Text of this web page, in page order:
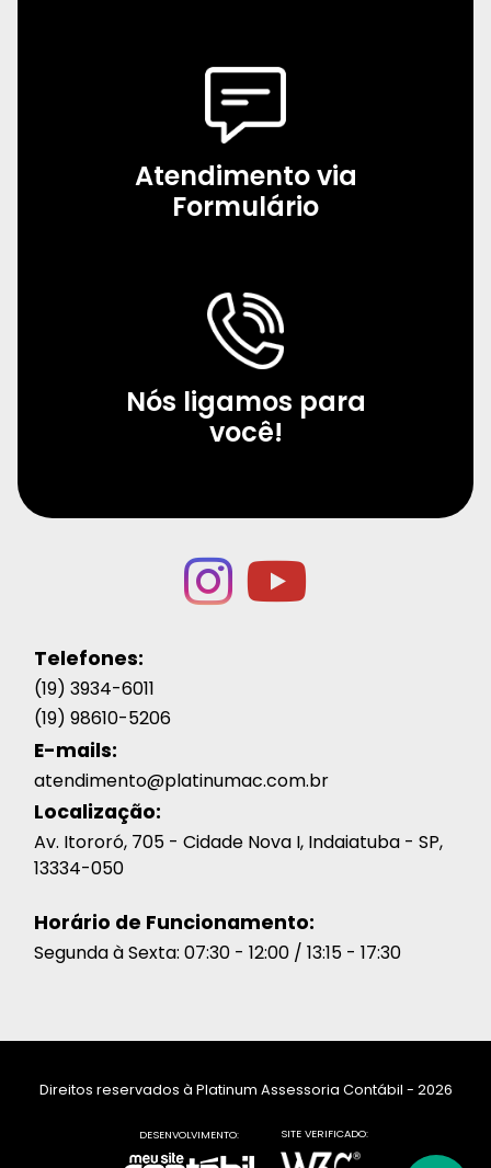
Atendimento via
Formulário
Nós ligamos para
você!
Telefones:
(19) 3934-6011
(19) 98610-5206
E-mails:
atendimento@platinumac.com.br
Localização:
Av. Itororó, 705 - Cidade Nova I, Indaiatuba - SP,
13334-050
Horário de Funcionamento:
Segunda à Sexta: 07:30 - 12:00 / 13:15 - 17:30
Direitos reservados à Platinum Assessoria Contábil - 2026
DESENVOLVIMENTO: SITE VERIFICADO: